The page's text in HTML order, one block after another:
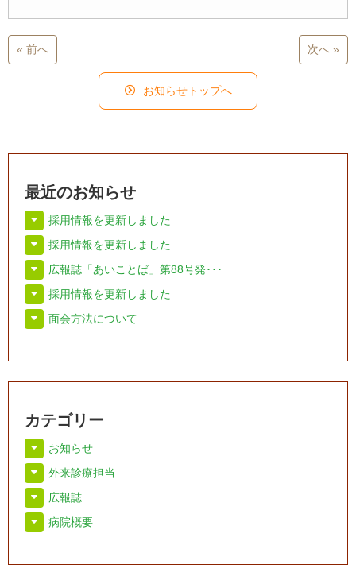
« 前へ 次へ »
お知らせトップへ
最近のお知らせ
採用情報を更新しました
採用情報を更新しました
広報誌「あいことば」第88号発･･･
採用情報を更新しました
面会方法について
カテゴリー
お知らせ
外来診療担当
広報誌
病院概要